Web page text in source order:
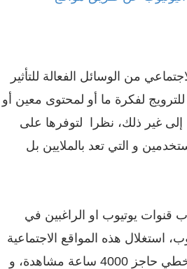
من الوسائل الفعالة للتأثير
لفكرة ما أو لمحتوى معين أو
غير ذلك، نظرا لتوفرها على
و التي تعد بالملايين بل
يوتيوب او الراغبين في
استغلال هذه المواقع الاجتماعية
لصالح قنواتهم، قصد تخطي حاجز 4000 ساعة مشاهدة، و